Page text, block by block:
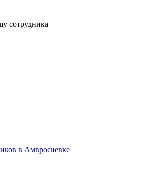
сотрудника
в Амвросиевке